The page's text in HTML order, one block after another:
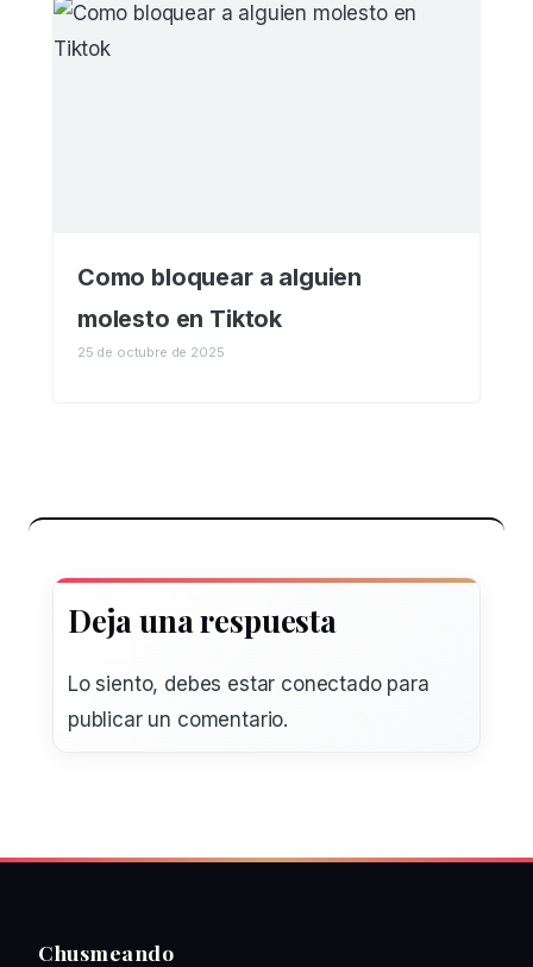
Como bloquear a alguien
molesto en Tiktok
25 de octubre de 2025
Deja una respuesta
Lo siento, debes estar conectadopara
publicar un comentario.
Chusmeando